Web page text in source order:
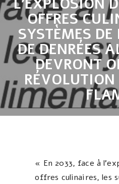
L’EXPLOSION
OFFRES
SYSTÈMES
DE DENRÉES
DEVRONT
Page d'accueil
« En 2033, face à
offres culinaires, les